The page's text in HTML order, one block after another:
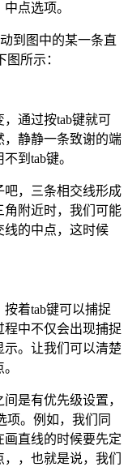
点选项。
到图中的某一条直
所示：
，通过按tab键就可
，静静一条致谢的端
到 tab键。
吧，三条相交线形成
角附近时，我们可能
线的中点，这时候
按着tab键可以捕捉
中不仅会出现捕捉
。让我们可以清楚
是有优先级设置，
项。例如，我们同
画直线的时候要先定
，也就是说，我们